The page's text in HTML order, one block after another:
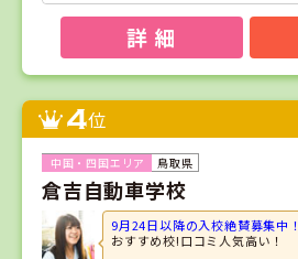
詳 細
4位
鳥取県
倉吉自動車学校
9月24日以降の入校絶賛募集中！
おすすめ校!口コミ人気高い！